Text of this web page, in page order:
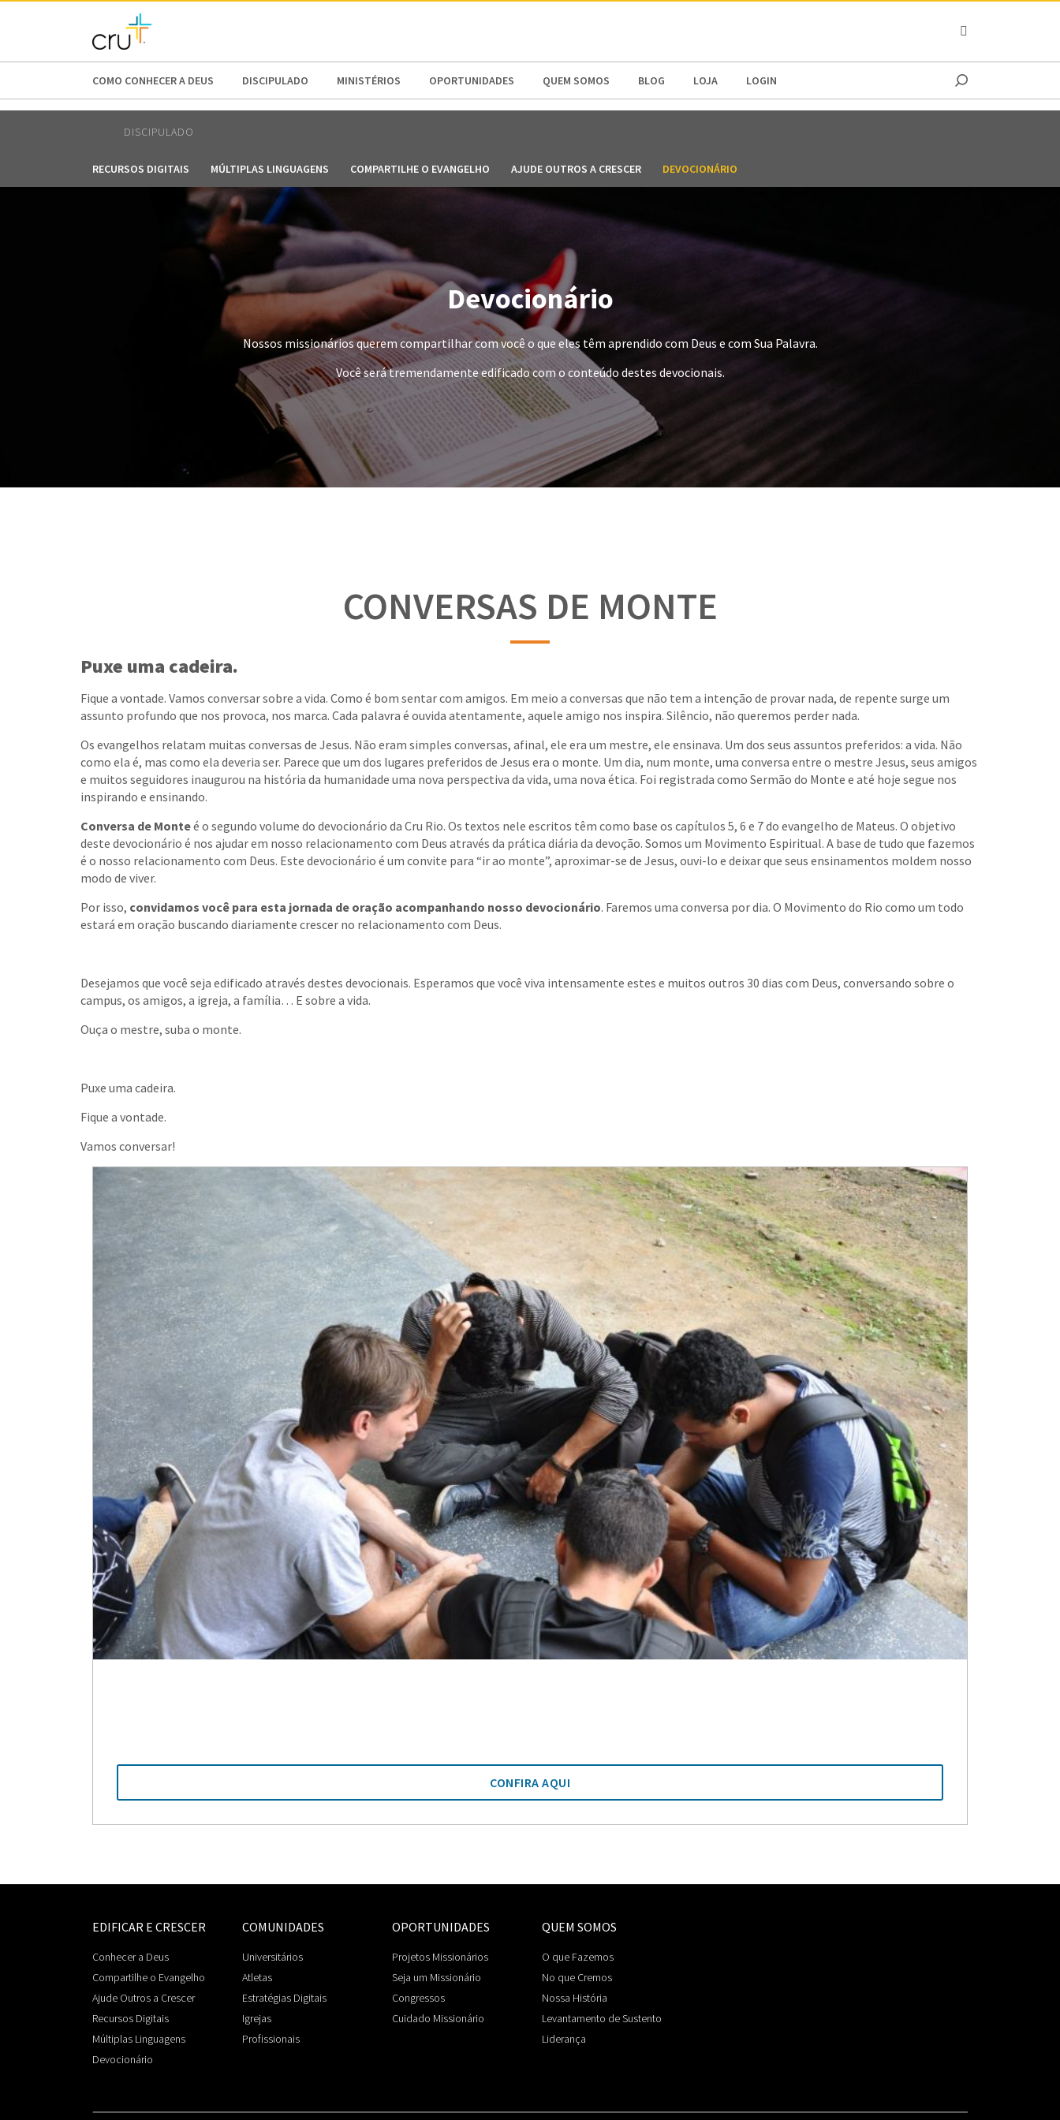
AFRICA
COMO CONHECER A DEUS DISCIPULADO MINISTÉRIOS OPORTUNIDADES QUEM SOMOS BLOG LOJA LOGIN
DISCIPULADO
RECURSOS DIGITAIS MÚLTIPLAS LINGUAGENS COMPARTILHE O EVANGELHO AJUDE OUTROS A CRESCER DEVOCIONÁRIO
Devocionário
Nossos missionários querem compartilhar com você o que eles têm aprendido com Deus e com Sua Palavra.
Você será tremendamente edificado com o conteúdo destes devocionais.
CONVERSAS DE MONTE
Puxe uma cadeira.
Fique a vontade. Vamos conversar sobre a vida. Como é bom sentar com amigos. Em meio a conversas que não tem a intenção de provar nada, de repente surge um
assunto profundo que nos provoca, nos marca. Cada palavra é ouvida atentamente, aquele amigo nos inspira. Silêncio, não queremos perder nada.
Os evangelhos relatam muitas conversas de Jesus. Não eram simples conversas, afinal, ele era um mestre, ele ensinava. Um dos seus assuntos preferidos: a vida. Não
como ela é, mas como ela deveria ser. Parece que um dos lugares preferidos de Jesus era o monte. Um dia, num monte, uma conversa entre o mestre Jesus, seus amigos
e muitos seguidores inaugurou na história da humanidade uma nova perspectiva da vida, uma nova ética. Foi registrada como Sermão do Monte e até hoje segue nos
inspirando e ensinando.
Conversa de Monteé o segundo volume do devocionário da Cru Rio. Os textos nele escritos têm como base os capítulos 5, 6 e 7 do evangelho de Mateus. O objetivo
deste devocionário é nos ajudar em nosso relacionamento com Deus através da prática diária da devoção. Somos um Movimento Espiritual. A base de tudo que fazemos
é o nosso relacionamento com Deus. Este devocionário é um convite para “ir ao monte”, aproximar-se de Jesus, ouvi-lo e deixar que seus ensinamentos moldem nosso
modo de viver.
Por isso, convidamos você para esta jornada de oração acompanhando nosso devocionário. Faremos uma conversa por dia. O Movimento do Rio como um todo
estará em oração buscando diariamente crescer no relacionamento com Deus.
Desejamos que você seja edificado através destes devocionais. Esperamos que você viva intensamente estes e muitos outros 30 dias com Deus, conversando sobre o
campus, os amigos, a igreja, a família… E sobre a vida.
Ouça o mestre, suba o monte.
Puxe uma cadeira.
Fique a vontade.
Vamos conversar!
CONFIRA AQUI
EDIFICAR E CRESCER
Conhecer a Deus
Compartilhe o Evangelho
Ajude Outros a Crescer
Recursos Digitais
Múltiplas Linguagens
Devocionário
COMUNIDADES
Universitários
Atletas
Estratégias Digitais
Igrejas
Profissionais
OPORTUNIDADES
Projetos Missionários
Seja um Missionário
Congressos
Cuidado Missionário
QUEM SOMOS
O que Fazemos
No que Cremos
Nossa História
Levantamento de Sustento
Liderança